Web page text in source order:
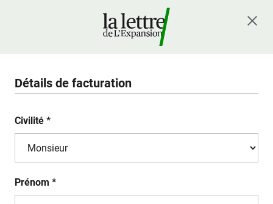
Détails de facturation
Civilité *
Prénom *